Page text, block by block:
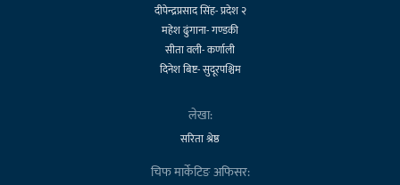
दीपेन्द्रप्रसाद सिंह- प्रदेश २
महेश ढुंगाना- गण्डकी
सीता वली- कर्णाली
दिनेश बिष्ट- सुदूरपश्चिम
लेखा:
सरिता श्रेष्ठ
चिफ मार्केटिङ अफिसर: